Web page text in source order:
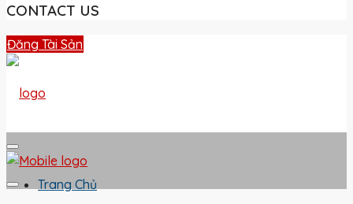
CONTACT US
Đăng Tài Sản
Trang Chủ